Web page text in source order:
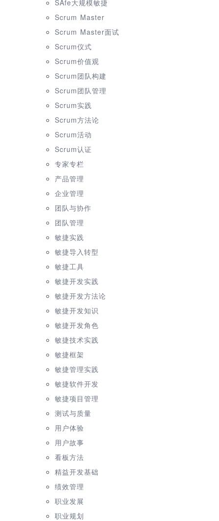
SAfe大规模敏捷
Scrum Master
Scrum Master面试
Scrum仪式
Scrum价值观
Scrum团队构建
Scrum团队管理
Scrum实践
Scrum方法论
Scrum活动
Scrum认证
专家专栏
产品管理
企业管理
团队与协作
团队管理
敏捷实践
敏捷导入转型
敏捷工具
敏捷开发实践
敏捷开发方法论
敏捷开发知识
敏捷开发角色
敏捷技术实践
敏捷框架
敏捷管理实践
敏捷软件开发
敏捷项目管理
测试与质量
用户体验
用户故事
看板方法
精益开发基础
绩效管理
职业发展
职业规划